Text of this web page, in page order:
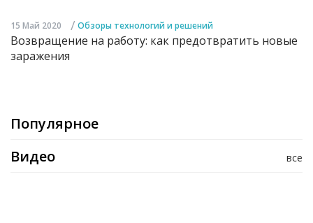
15 Май 2020 / Обзоры технологий и решений
Возвращение на работу: как предотвратить новые
заражения
Популярное
все
Видео